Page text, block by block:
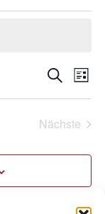
und
SucheListe
Nächste